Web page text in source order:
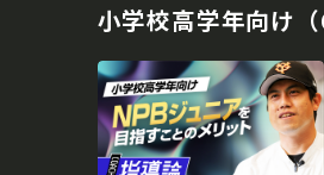
小学校高学年向け（